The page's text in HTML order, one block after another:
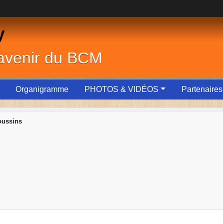
du BCM
Organigramme PHOTOS & VIDÉOS Partenaires